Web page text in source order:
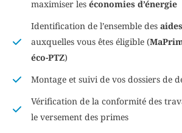
maximiser les économies d’énergie
Identification de l’ensemble des
auxquelles vous êtes éligible (
éco-PTZ)
Montage et suivi de vos dossiers de
Vérification de la conformité des
le versement des primes